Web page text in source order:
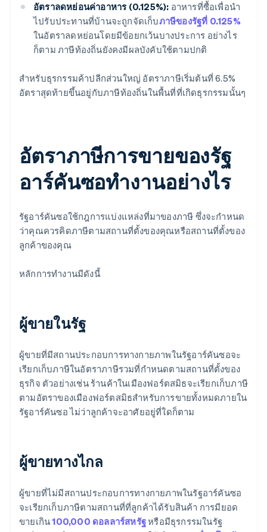
อัตราลดหย่อนค่าอาหาร (0.125%): อาหารที่ซื้อเพื่อนำ
ไปรับประทานที่บ้านจะถูกจัดเก็บภาษีของรัฐที่ 0.125%
ในอัตราลดหย่อนโดยมีข้อยกเว้นบางประการ อย่างไร
ก็ตาม ภาษีท้องถิ่นยังคงมีผลบังคับใช้ตามปกติ
สำหรับธุรกรรมค้าปลีกส่วนใหญ่ อัตราภาษีเริ่มต้นที่ 6.5%
อัตราสุดท้ายขึ้นอยู่กับภาษีท้องถิ่นในพื้นที่ที่เกิดธุรกรรมนั้นๆ
อัตราภาษีการขายของรัฐ
อาร์คันซอทำงานอย่างไร
รัฐอาร์คันซอใช้กฎการแบ่งแหล่งที่มาของภาษี ซึ่งจะกำหนด
ว่าคุณควรคิดภาษีตามสถานที่ตั้งของคุณหรือสถานที่ตั้งของ
ลูกค้าของคุณ
หลักการทำงานมีดังนี้
ผู้ขายในรัฐ
ผู้ขายที่มีสถานประกอบการทางกายภาพในรัฐอาร์คันซอจะ
เรียกเก็บภาษีในอัตราภาษีรวมที่กำหนดตามสถานที่ตั้งของ
ธุรกิจ ตัวอย่างเช่น ร้านค้าในเมืองฟอร์ตสมิธจะเรียกเก็บภาษี
ตามอัตราของเมืองฟอร์ตสมิธสำหรับการขายทั้งหมดภายใน
รัฐอาร์คันซอ ไม่ว่าลูกค้าจะอาศัยอยู่ที่ใดก็ตาม
ผู้ขายทางไกล
ผู้ขายที่ไม่มีสถานประกอบการทางกายภาพในรัฐอาร์คันซอ
จะเรียกเก็บภาษีตามสถานที่ที่ลูกค้าได้รับสินค้า การมียอด
ขายเกิน100,000 ดอลลาร์สหรัฐหรือมีธุรกรรมในรัฐ